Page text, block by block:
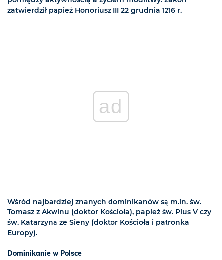
zatwierdził papież Honoriusz III 22 grudnia 1216 r.
ad
Wśród najbardziej znanych dominikanów są m.in. św.
Tomasz z Akwinu (doktor Kościoła), papież św. Pius V czy
św. Katarzyna ze Sieny (doktor Kościoła i patronka
Europy).
Dominikanie w Polsce